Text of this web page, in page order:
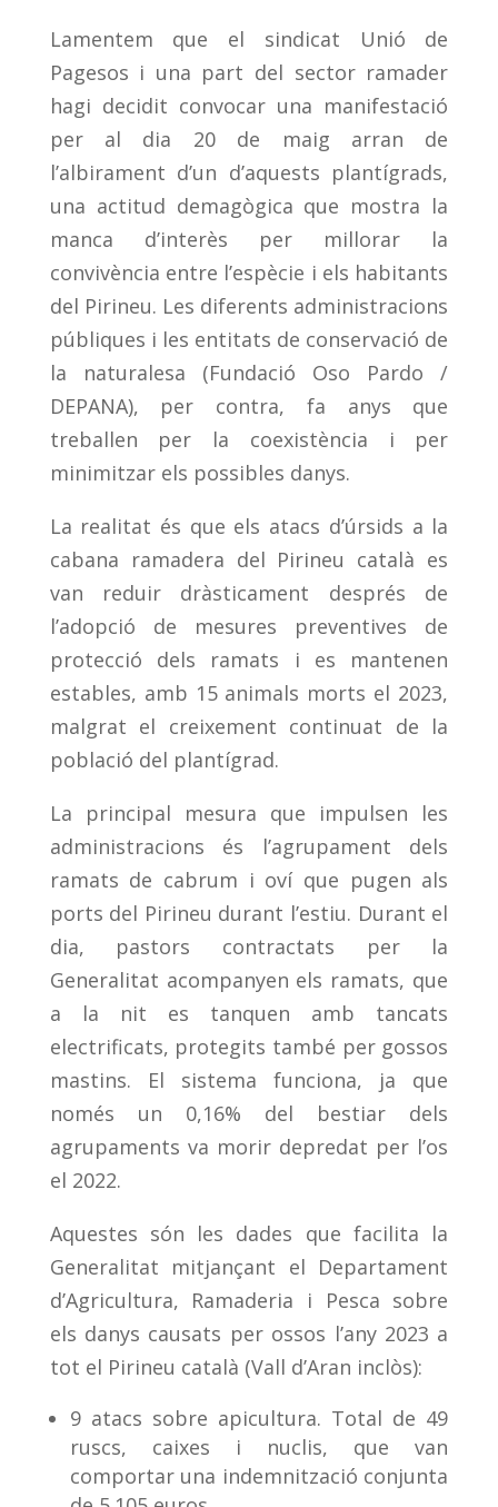
Lamentem que el sindicat Unió de
Pagesos i una part del sector ramader
hagi decidit convocar una manifestació
per al dia 20 de maig arran de
l’albirament d’un d’aquests plantígrads,
una actitud demagògica que mostra la
manca d’interès per millorar la
convivència entre l’espècie i els habitants
del Pirineu. Les diferents administracions
públiques i les entitats de conservació de
la naturalesa (Fundació Oso Pardo /
DEPANA), per contra, fa anys que
treballen per la coexistència i per
minimitzar els possibles danys.
La realitat és que els atacs d’úrsids a la
cabana ramadera del Pirineu català es
van reduir dràsticament després de
l’adopció de mesures preventives de
protecció dels ramats i es mantenen
estables, amb 15 animals morts el 2023,
malgrat el creixement continuat de la
població del plantígrad.
La principal mesura que impulsen les
administracions és l’agrupament dels
ramats de cabrum i oví que pugen als
ports del Pirineu durant l’estiu. Durant el
dia, pastors contractats per la
Generalitat acompanyen els ramats, que
a la nit es tanquen amb tancats
electrificats, protegits també per gossos
mastins. El sistema funciona, ja que
només un 0,16% del bestiar dels
agrupaments va morir depredat per l’os
el 2022.
Aquestes són les dades que facilita la
Generalitat mitjançant el Departament
d’Agricultura, Ramaderia i Pesca sobre
els danys causats per ossos l’any 2023 a
tot el Pirineu català (Vall d’Aran inclòs):
9 atacs sobre apicultura. Total de 49
ruscs, caixes i nuclis, que van
comportar una indemnització conjunta